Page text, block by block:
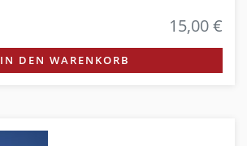
15,00 €
IN DEN WARENKORB